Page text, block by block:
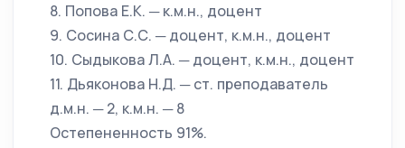
8. Попова Е.К. ─ к.м.н., доцент
9. Сосина С.С. ─ доцент, к.м.н., доцент
10. Сыдыкова Л.А. ─ доцент, к.м.н., доцент
11. Дьяконова Н.Д. ─ ст. преподаватель
д.м.н. ─ 2, к.м.н. ─ 8
Остепененность 91%.